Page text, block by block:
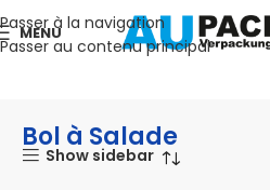
Passer à la navigation
Passer au contenu principal
MENU
Accueil TAKE AWAY Bol à Salade
Bol à Salade
Show sidebar